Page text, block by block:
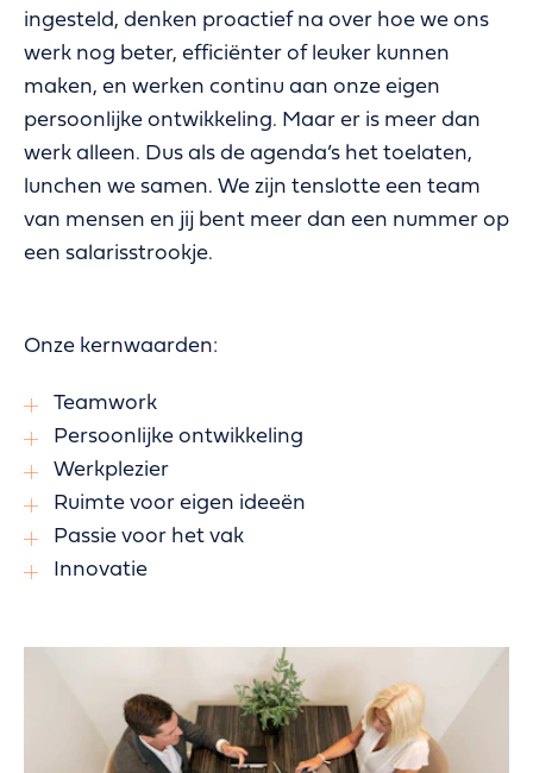
ingesteld, denken proactief na over hoe we ons
werk nog beter, efficiënter of leuker kunnen
maken, en werken continu aan onze eigen
persoonlijke ontwikkeling. Maar er is meer dan
werk alleen. Dus als de agenda’s het toelaten,
lunchen we samen. We zijn tenslotte een team
van mensen en jij bent meer dan een nummer op
een salarisstrookje.
Onze kernwaarden:
Teamwork
Persoonlijke ontwikkeling
Werkplezier
Ruimte voor eigen ideeën
Passie voor het vak
Innovatie